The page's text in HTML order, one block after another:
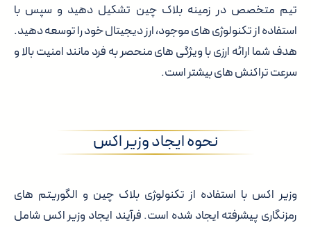
تیم متخصص در زمینه بلاک چین تشکیل دهید و سپس با
استفاده از تکنولوژی های موجود، ارز دیجیتال خود را توسعه دهید.
هدف شما ارائه ارزی با ویژگی های منحصر به فرد مانند امنیت بالا و
سرعت تراکنش های بیشتر است.
نحوه ایجاد وزیر اکس
وزیر اکس با استفاده از تکنولوژی بلاک چین و الگوریتم های
رمزنگاری پیشرفته ایجاد شده است. فرآیند ایجاد وزیر اکس شامل